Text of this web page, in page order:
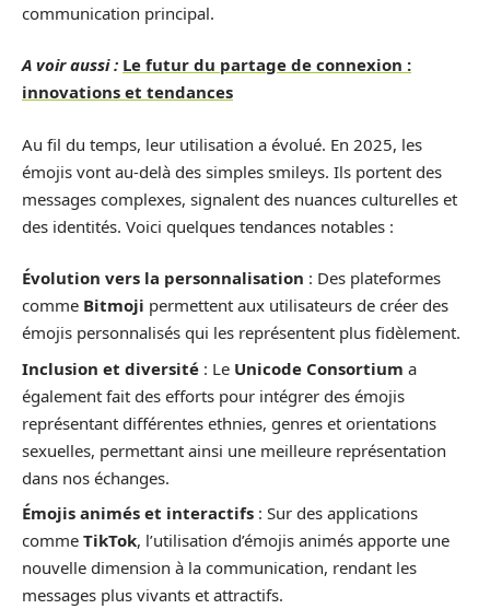
communication principal.
A voir aussi : Le futur du partage de connexion :
innovations et tendances
Au fil du temps, leur utilisation a évolué. En 2025, les
émojis vont au-delà des simples smileys. Ils portent des
messages complexes, signalent des nuances culturelles et
des identités. Voici quelques tendances notables :
Évolution vers la personnalisation : Des plateformes
comme Bitmoji permettent aux utilisateurs de créer des
émojis personnalisés qui les représentent plus fidèlement.
Inclusion et diversité : Le Unicode Consortium a
également fait des efforts pour intégrer des émojis
représentant différentes ethnies, genres et orientations
sexuelles, permettant ainsi une meilleure représentation
dans nos échanges.
Émojis animés et interactifs : Sur des applications
comme TikTok, l’utilisation d’émojis animés apporte une
nouvelle dimension à la communication, rendant les
messages plus vivants et attractifs.